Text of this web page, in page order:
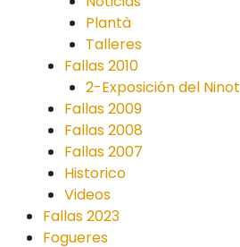
Plantà
Talleres
Fallas 2010
2-Exposición del Ninot
Fallas 2009
Fallas 2008
Fallas 2007
Historico
Videos
Fallas 2023
Fogueres